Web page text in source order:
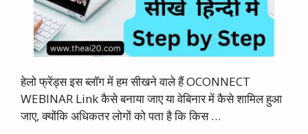
हेलो फ्रेंड्स इस ब्लॉग में हम सीखने वाले हैं OCONNECT
WEBINAR Link कैसे बनाया जाए या वेबिनार में कैसे शामिल हुआ
जाए, क्योंकि अधिकतर लोगों को पता है कि किस …